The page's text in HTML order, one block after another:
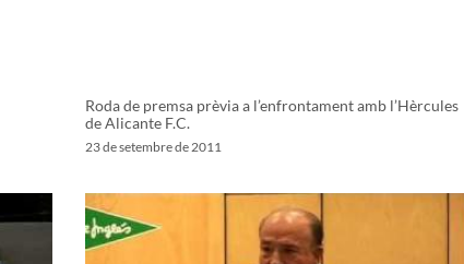
Roda de premsa prèvia a l’enfrontament amb l’Hèrcules
de Alicante F.C.
23 de setembre de 2011